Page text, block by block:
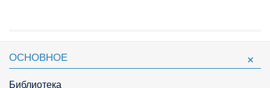
ОСНОВНОЕ
Библиотека